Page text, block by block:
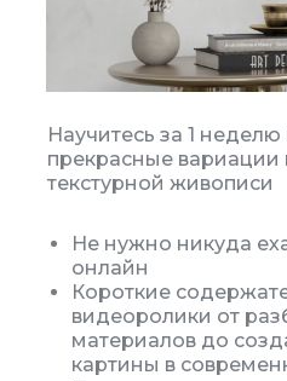
Научитесь за 1
прекрасные вариации
текстурной живописи
Не нужно никуда
онлайн
Короткие
видеоролики от
материалов до
картины в